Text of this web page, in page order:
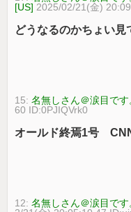
[US] 2025/02/21(金)
どうなるのかちょい見
15:名無しさん＠涙目です
60 ID:0PJIQVrk0
オールド終焉1号
12:名無しさん＠涙目で